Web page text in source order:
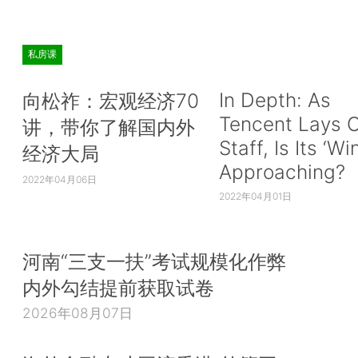
私房课
向松祚：宏观经济70
讲，带你了解国内外
经济大局
2022年04月06日
In Depth: As
Tencent Lays
Staff, Is Its
Approaching?
2022年04月01日
河南“三支一扶”考试规模化作弊
内外勾结提前获取试卷
2026年08月07日